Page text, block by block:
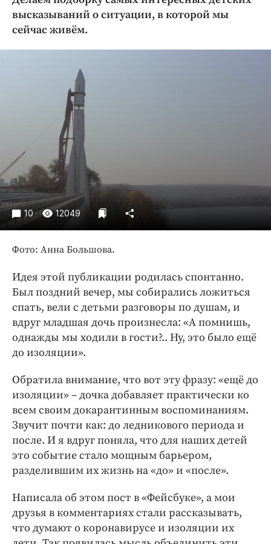
Криминал
Культура
Общество
Погода
Праздники
Происшествия
Спорт
Экономика и бизнес
ПРОЕКТЫ
Блоги
Медиаперсона
Интересное чтиво
Клиника года
Бренд года
Работодатель года
высказываний о ситуации, в которой мы
сейчас живём.
10 12049
Фото: Анна Большова.
Идея этой публикации родилась спонтанно.
Был поздний вечер, мы собирались ложиться
спать, вели с детьми разговоры по душам, и
вдруг младшая дочь произнесла: «А помнишь,
однажды мы ходили в гости?.. Ну, это было ещё
до изоляции».
Обратила внимание, что вот эту фразу: «ещё до
изоляции» – дочка добавляет практически ко
всем своим докарантинным воспоминаниям.
Звучит почти как: до ледникового периода и
после. И я вдруг поняла, что для наших детей
это событие стало мощным барьером,
разделившим их жизнь на «до» и «после».
Написала об этом пост в «Фейсбуке», а мои
друзья в комментариях стали рассказывать,
что думают о коронавирусе и изоляции их